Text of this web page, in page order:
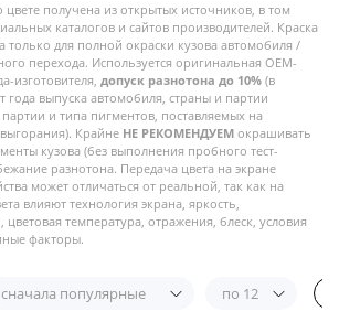
получена из открытых источников, в том
каталогов и сайтов производителей. Краска
только для полной окраски кузова автомобиля /
перехода. Используется оригинальная OEM-
изготовителя, допуск разнотона до 10% (в
года выпуска автомобиля, страны и партии
партии и типа пигментов, поставляемых на
Крайне НЕ РЕКОМЕНДУЕМ окрашивать
кузова (без выполнения пробного тест-
разнотона. Передача цвета на экране
может отличаться от реальной, так как на
влияют технология экрана, яркость,
цветовая температура, отражения, блеск, условия
факторы.
сначала популярные по 12